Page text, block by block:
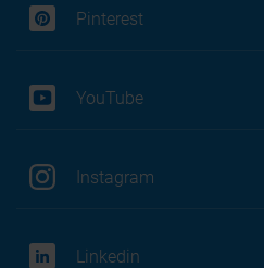
Pinterest
YouTube
Instagram
Linkedin